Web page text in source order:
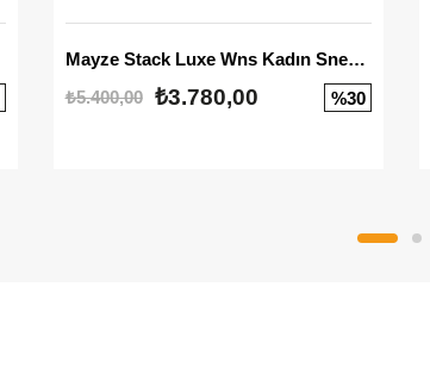
Mayze Stack Luxe Wns Kadın Sneaker
₺5.400,00
₺3.780,00 %30